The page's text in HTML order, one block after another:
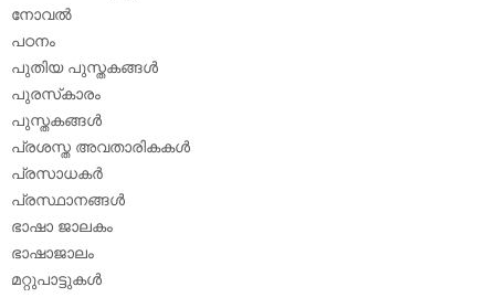
നോവല്‍
പഠനം
പുതിയ പുസ്തകങ്ങള്‍
പുരസ്‌കാരം
പുസ്തകങ്ങള്‍
പ്രശസ്ത അവതാരികകള്‍
പ്രസാധകര്‍
പ്രസ്ഥാനങ്ങള്‍
ഭാഷാ ജാലകം
ഭാഷാജാലം
മറ്റുപാട്ടുകള്‍